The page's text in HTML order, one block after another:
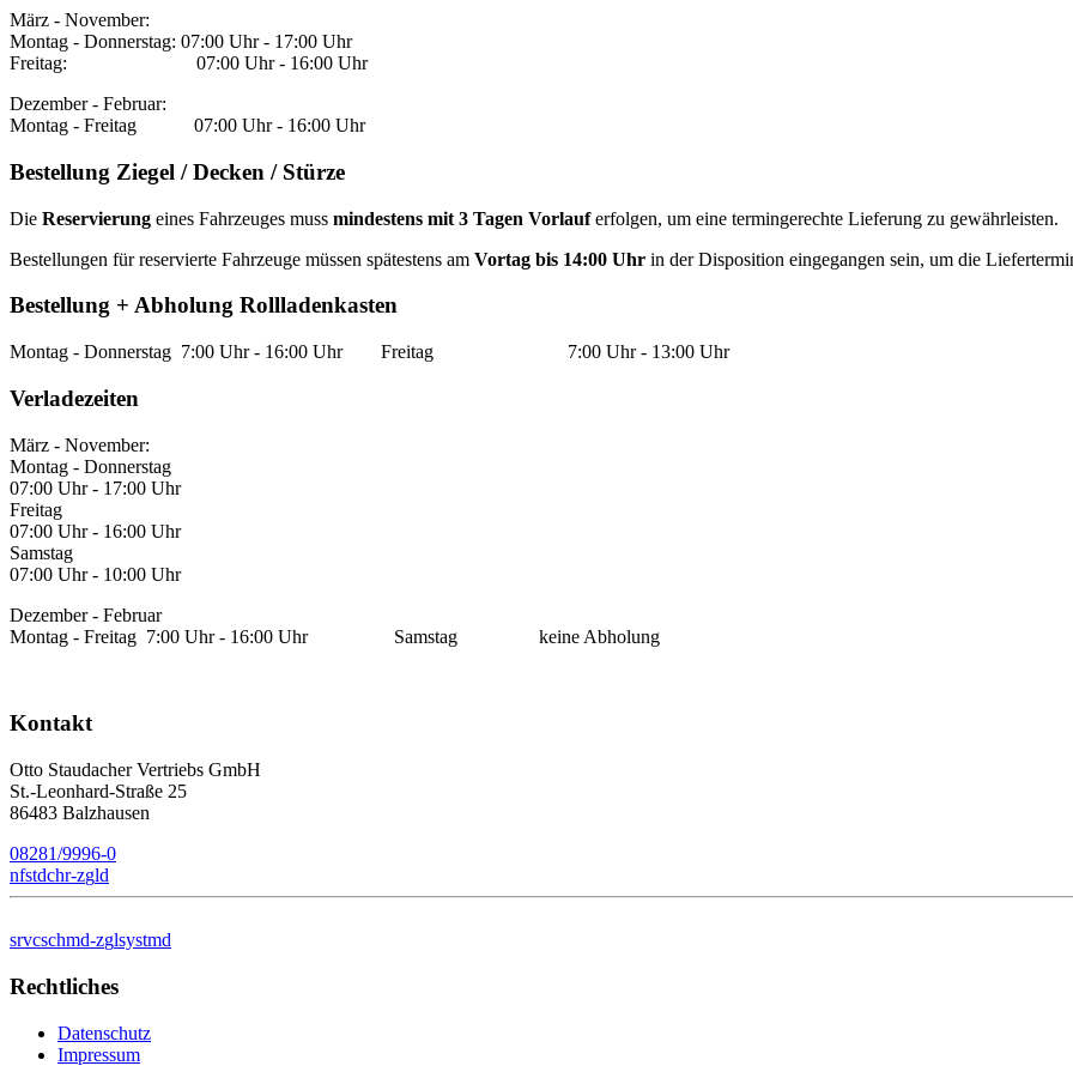
März - November:
Montag - Donnerstag: 07:00 Uhr - 17:00 Uhr
Freitag: 07:00 Uhr - 16:00 Uhr
Dezember - Februar:
Montag - Freitag 07:00 Uhr - 16:00 Uhr
Bestellung Ziegel / Decken / Stürze
Die Reservierung eines Fahrzeuges muss mindestens mit 3 Tagen Vorlauferfolgen, um eine termingerechte Lieferung zu gewährleisten.
Bestellungen für reservierte Fahrzeuge müssen spätestens am Vortag bis 14:00 Uhr in der Disposition eingegangen sein, um die
Bestellung + Abholung Rollladenkasten
Montag - Donnerstag 7:00 Uhr - 16:00 Uhr Freitag 7:00 Uhr - 13:00 Uhr
Verladezeiten
März - November:
Montag - Donnerstag
07:00 Uhr - 17:00 Uhr
Freitag
07:00 Uhr - 16:00 Uhr
Samstag
07:00 Uhr - 10:00 Uhr
Dezember - Februar
Montag - Freitag 7:00 Uhr - 16:00 Uhr Samstag keine Abholung
Kontakt
Otto Staudacher Vertriebs GmbH
St.-Leonhard-Straße 25
86483 Balzhausen
08281/9996-0
nfstdchr-zgld
srvcschmd-zglsystmd
Rechtliches
Datenschutz
Impressum